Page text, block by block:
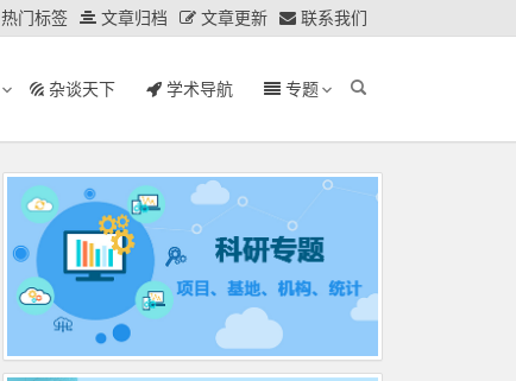
热门标签 文章归档 文章更新 联系我们
杂谈天下 学术导航 专题